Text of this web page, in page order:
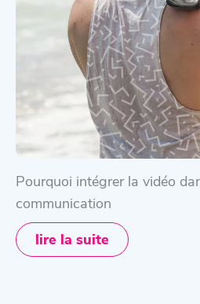
Pourquoi intégrer la vidéo
communication
lire la suite